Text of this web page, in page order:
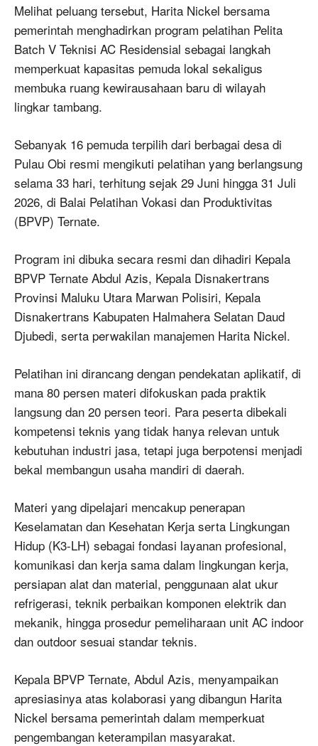
Melihat peluang tersebut, Harita Nickel bersama
pemerintah menghadirkan program pelatihan Pelita
Batch V Teknisi AC Residensial sebagai langkah
memperkuat kapasitas pemuda lokal sekaligus
membuka ruang kewirausahaan baru di wilayah
lingkar tambang.
Sebanyak 16 pemuda terpilih dari berbagai desa di
Pulau Obi resmi mengikuti pelatihan yang berlangsung
selama 33 hari, terhitung sejak 29 Juni hingga 31 Juli
2026, di Balai Pelatihan Vokasi dan Produktivitas
(BPVP) Ternate.
Program ini dibuka secara resmi dan dihadiri Kepala
BPVP Ternate Abdul Azis, Kepala Disnakertrans
Provinsi Maluku Utara Marwan Polisiri, Kepala
Disnakertrans Kabupaten Halmahera Selatan Daud
Djubedi, serta perwakilan manajemen Harita Nickel.
Pelatihan ini dirancang dengan pendekatan aplikatif, di
mana 80 persen materi difokuskan pada praktik
langsung dan 20 persen teori. Para peserta dibekali
kompetensi teknis yang tidak hanya relevan untuk
kebutuhan industri jasa, tetapi juga berpotensi menjadi
bekal membangun usaha mandiri di daerah.
Materi yang dipelajari mencakup penerapan
Keselamatan dan Kesehatan Kerja serta Lingkungan
Hidup (K3-LH) sebagai fondasi layanan profesional,
komunikasi dan kerja sama dalam lingkungan kerja,
persiapan alat dan material, penggunaan alat ukur
refrigerasi, teknik perbaikan komponen elektrik dan
mekanik, hingga prosedur pemeliharaan unit AC indoor
dan outdoor sesuai standar teknis.
Kepala BPVP Ternate, Abdul Azis, menyampaikan
apresiasinya atas kolaborasi yang dibangun Harita
Nickel bersama pemerintah dalam memperkuat
pengembangan keterampilan masyarakat.